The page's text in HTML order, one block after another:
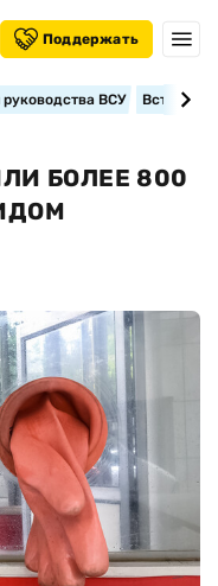
Поддержать
руководства ВСУ
БОЛЕЕ 800